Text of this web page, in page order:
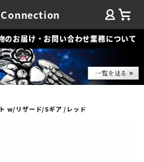
のお届け・お問い合わせ業務について
w/リザード/Sギア /レッド